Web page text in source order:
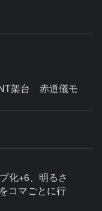
架台　赤道儀モ
化+6、明るさ
コマごとに行